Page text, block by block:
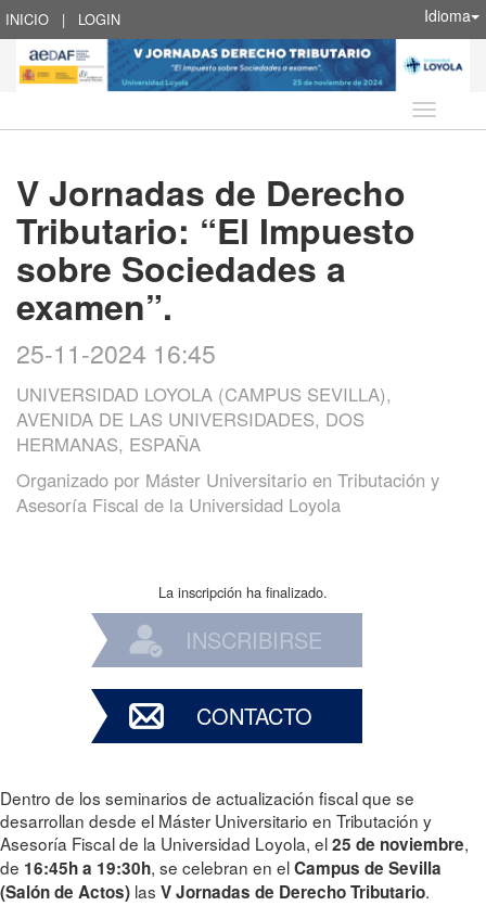
INICIO | LOGIN Idioma
Idioma
V Jornadas de Derecho
Tributario: “El Impuesto
sobre Sociedades a
examen”.
25-11-2024 16:45
UNIVERSIDAD LOYOLA (CAMPUS SEVILLA),
AVENIDA DE LAS UNIVERSIDADES, DOS
HERMANAS, ESPAÑA
Organizado por Máster Universitario en Tributación y
Asesoría Fiscal de la Universidad Loyola
La inscripción ha finalizado.
INSCRIBIRSE
CONTACTO
Dentro de los seminarios de actualización fiscal que se
desarrollan desde el Máster Universitario en Tributación y
Asesoría Fiscal de la Universidad Loyola, el25 de noviembre,
de 16:45h a 19:30h, se celebran en elCampus de Sevilla
(Salón de Actos) las V Jornadas de Derecho Tributario.